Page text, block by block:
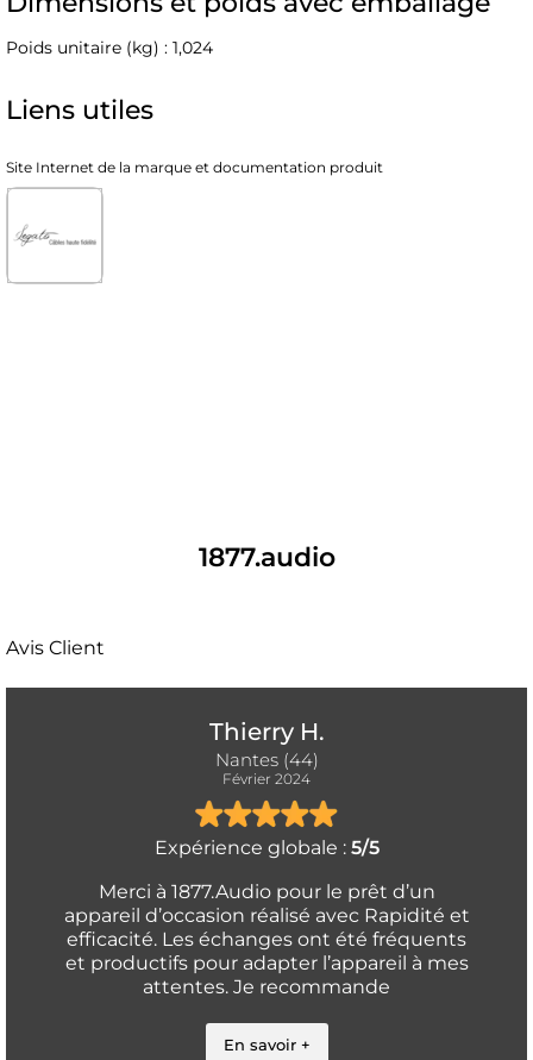
Poids unitaire (kg) : 1,024
Liens utiles
Site Internet de la marque et documentation produit
1877.audio
Avis Client
Thierry H.
Nantes (44)
Février 2024
Expérience globale : 5/5
Merci à 1877.Audio pour le prêt d’un
appareil d’occasion réalisé avec Rapidité et
efficacité. Les échanges ont été fréquents
et productifs pour adapter l’appareil à mes
attentes. Je recommande
En savoir +